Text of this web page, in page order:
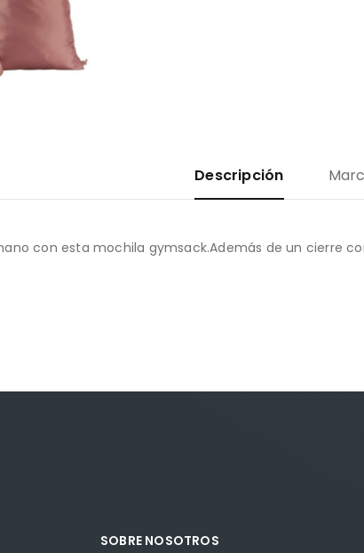
Descripción
con esta mochila gymsack.Además de un cierre
SOBRE NOSOTROS